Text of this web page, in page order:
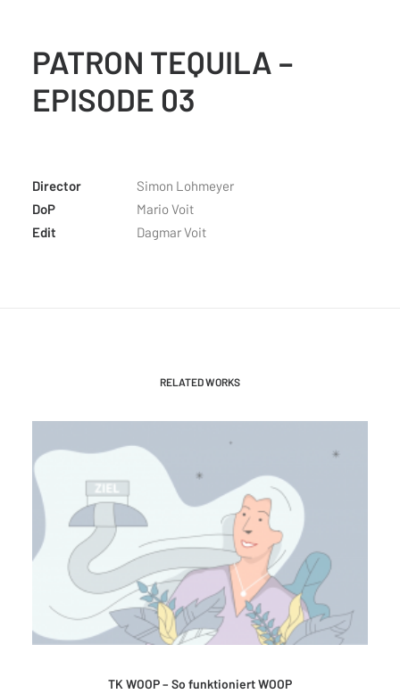
PATRON TEQUILA –
EPISODE 03
Director
Simon Lohmeyer
DoP
Mario Voit
Edit
Dagmar Voit
RELATED WORKS
TK WOOP – So funktioniert WOOP